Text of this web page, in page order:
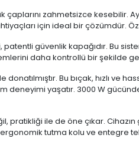
çaplarını zahmetsizce
için ideal bir çözümdür.
güvenlik kapağıdır. Bu
daha kontrollü bir şekilde
Bu bıçak, hızlı
deneyimi yaşatır. 3000 W
pratikliği ile de öne çıkar.
tutma kolu ve entegre